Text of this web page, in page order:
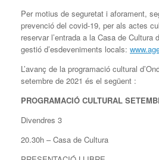
Per motius de seguretat i aforament,
prevenció del covid-19, per als actes
reservar l’entrada a la Casa de Cultura
gestió d’esdeveniments locals:
L’avanç de la programació cultural
setembre de 2021 és el següent :
PROGRAMACIÓ CULTURAL
Divendres 3
20.30h – Casa de Cultura